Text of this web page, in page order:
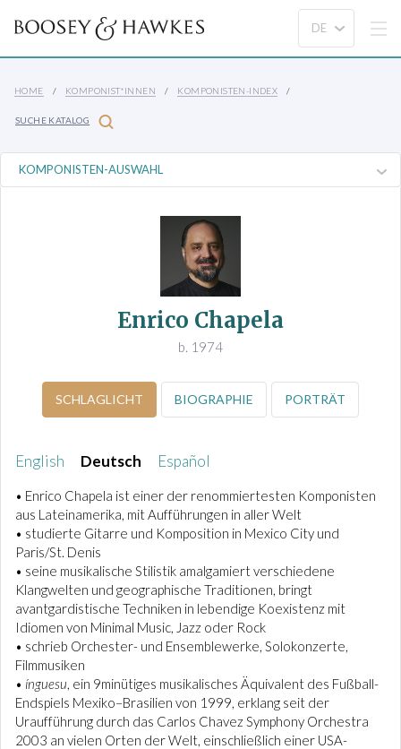
HOME KOMPONIST*INNEN KOMPONISTEN-INDEX
SUCHE KATALOG
Enrico Chapela
b. 1974
SCHLAGLICHT BIOGRAPHIE PORTRÄT
English Deutsch Español
• Enrico Chapela ist einer der renommiertesten Komponisten
aus Lateinamerika, mit Aufführungen in aller Welt
• studierte Gitarre und Komposition in Mexico City und
Paris/St. Denis
• seine musikalische Stilistik amalgamiert verschiedene
Klangwelten und geographische Traditionen, bringt
avantgardistische Techniken in lebendige Koexistenz mit
Idiomen von Minimal Music, Jazz oder Rock
• schrieb Orchester- und Ensemblewerke, Solokonzerte,
Filmmusiken
• ínguesu, ein 9minütiges musikalisches Äquivalent des Fußball-
Endspiels Mexiko–Brasilien von 1999, erklang seit der
Uraufführung durch das Carlos Chavez Symphony Orchestra
2003 an vielen Orten der Welt, einschließlich einer USA-